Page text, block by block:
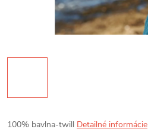
100% bavlna-twill Detailné informácie